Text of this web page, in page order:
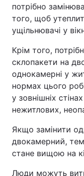
потрібно
того, щоб
ущільнювачі у
Крім того,
склопакети на
однокамерні у
нормах цього
у зовнішніх
нежитлових,
Якщо замінити
двокамерний,
стане вищою на
Люди можуть